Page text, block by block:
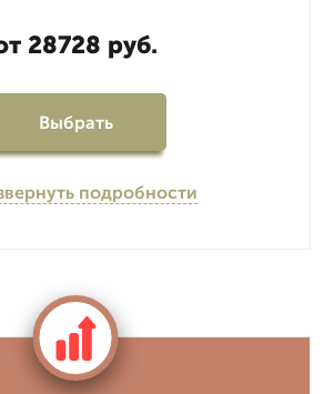
28728 руб.
Выбрать
подробности